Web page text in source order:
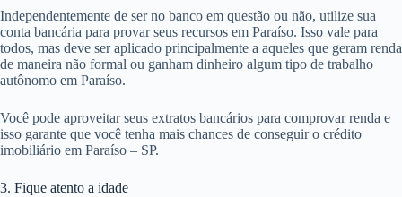
Independentemente de ser no banco em questão ou não, utilize sua
conta bancária para provar seus recursos em Paraíso. Isso vale para
todos, mas deve ser aplicado principalmente a aqueles que geram renda
de maneira não formal ou ganham dinheiro algum tipo de trabalho
autônomo em Paraíso.
Você pode aproveitar seus extratos bancários para comprovar renda e
isso garante que você tenha mais chances de conseguir o crédito
imobiliário em Paraíso – SP.
3. Fique atento a idade